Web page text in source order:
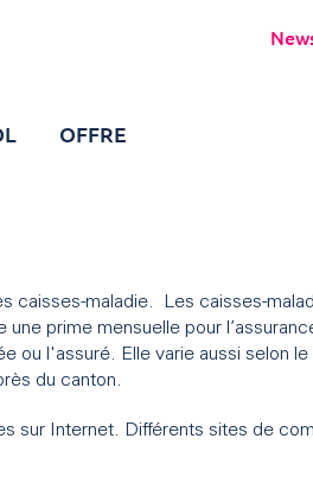
OFFRE
caisses-maladie. Les caisses-
prime mensuelle pour
ou l'assuré. Elle varie aussi selon
du canton.
sur Internet. Différents sites de